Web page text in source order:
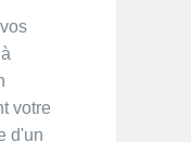
votre
d'un